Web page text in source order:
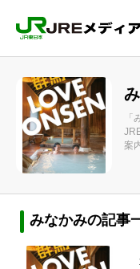
案
みなかみの記事